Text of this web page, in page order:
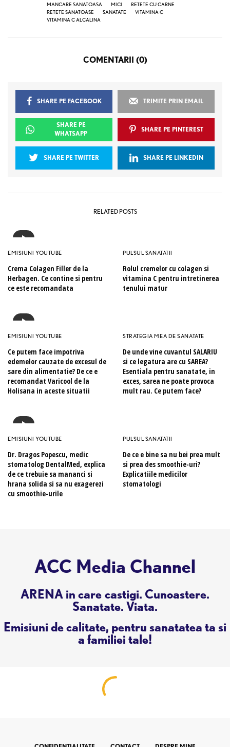
MANCARE SANATOASA
MICI
RETETE CU CARNE
RETETE SANATOASE
SANATATE
VITAMINA C
VITAMINA C ALCALINA
COMENTARII (0)
SHARE PE FACEBOOK TRIMITE PRIN EMAIL
SHARE PE
WHATSAPP
SHARE PE PINTEREST
SHARE PE TWITTER SHARE PE LINKEDIN
RELATED POSTS
EMISIUNI YOUTUBE
Crema Colagen Filler de la
Herbagen. Ce contine si pentru
ce este recomandata
PULSUL SANATATII
Rolul cremelor cu colagen si
vitamina C pentru intretinerea
tenului matur
EMISIUNI YOUTUBE
Ce putem face impotriva
edemelor cauzate de excesul de
sare din alimentatie? De ce e
recomandat Varicool de la
Holisana in aceste situatii
STRATEGIA MEA DE SANATATE
De unde vine cuvantul SALARIU
si ce legatura are cu SAREA?
Esentiala pentru sanatate, in
exces, sarea ne poate provoca
mult rau. Ce putem face?
EMISIUNI YOUTUBE
Dr. Dragos Popescu, medic
stomatolog DentalMed, explica
de ce trebuie sa mananci si
hrana solida si sa nu exagerezi
cu smoothie-urile
PULSUL SANATATII
De ce e bine sa nu bei prea mult
si prea des smoothie-uri?
Explicatiile medicilor
stomatologi
ACC Media Channel
ARENA in care castigi. Cunoastere.
Sanatate. Viata.
Emisiuni de calitate, pentru sanatatea ta si
a familiei tale!